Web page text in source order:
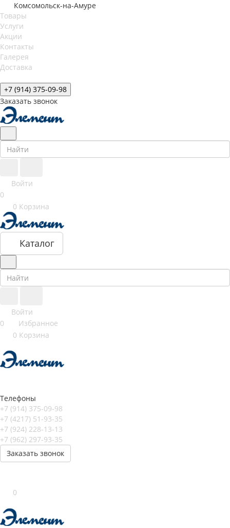
Комсомольск-на-Амуре
Товары
Услуги
Акции
Контакты
Галерея
Доставка
+7 (914) 375-09-98
Заказать звонок
Войти
0
0 Корзина
Каталог
Войти
0
Избранное
0 Корзина
Телефоны
+7 (914) 375-09-98
+7 (4217) 51-93-35
+7 (924) 228-13-13
+7 (962) 297-93-35
Заказать звонок
0